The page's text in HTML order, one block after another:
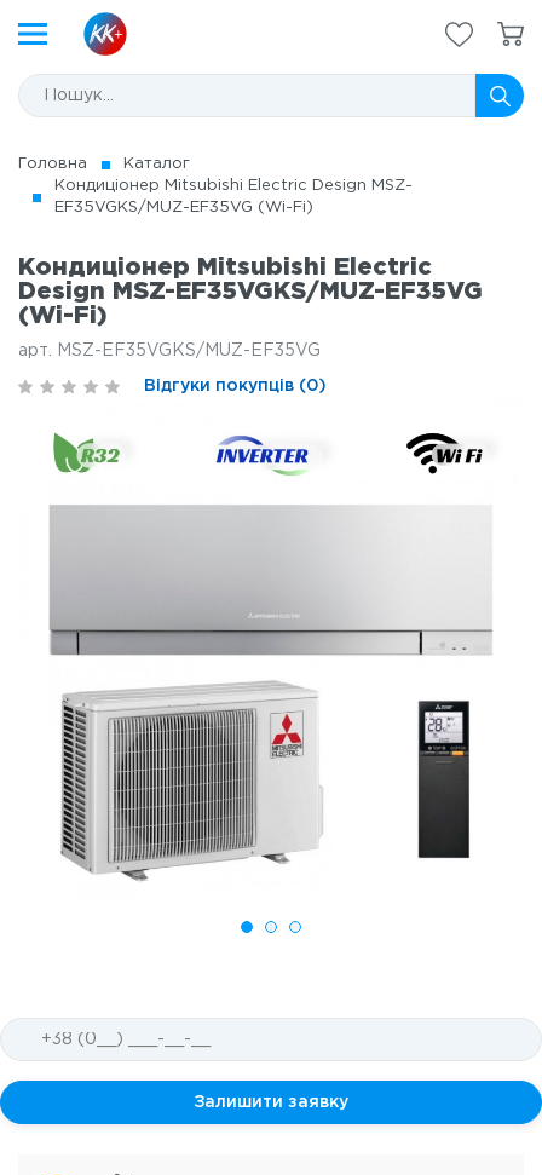
Головна
Каталог
Кондиціонер Mitsubishi Electric Design MSZ-
EF35VGKS/MUZ-EF35VG (Wi-Fi)
Кондиціонер Mitsubishi Electric
Design MSZ-EF35VGKS/MUZ-EF35VG
(Wi-Fi)
арт. MSZ-EF35VGKS/MUZ-EF35VG
Відгуки покупців (0)
Залишити заявку